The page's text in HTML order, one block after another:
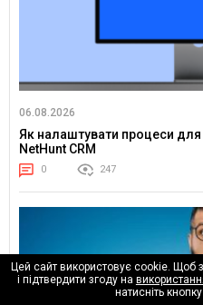
06.08.2026
Як налаштувати процеси для
NetHunt CRM
0 247
Цей сайт використовує cookie. Щоб
і підтвердити згоду на
натисніть